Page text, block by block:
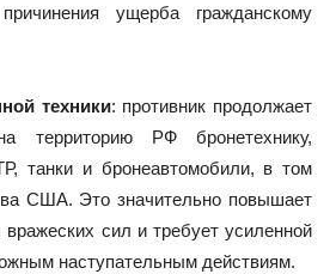
ущерба гражданскому
техники: противник продолжает
территорию РФ бронетехнику,
танки и бронеавтомобили, в том
США. Это значительно повышает
вражеских сил и требует усиленной
наступательным действиям.